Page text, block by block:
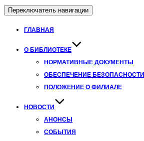
Переключатель навигации
ГЛАВНАЯ
О БИБЛИОТЕКЕ
НОРМАТИВНЫЕ ДОКУМЕНТЫ
ОБЕСПЕЧЕНИЕ БЕЗОПАСНОСТИ
ПОЛОЖЕНИЕ О ФИЛИАЛЕ
НОВОСТИ
АНОНСЫ
СОБЫТИЯ